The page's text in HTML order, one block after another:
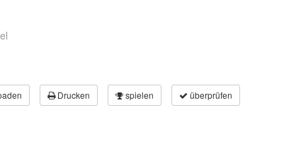
Drucken spielen überprüfen